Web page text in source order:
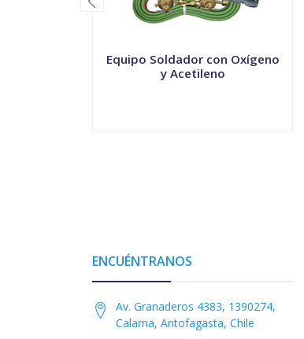
Equipo Soldador con Oxígeno
y Acetileno
ENCUÉNTRANOS
Av. Granaderos 4383, 1390274,
Calama, Antofagasta, Chile